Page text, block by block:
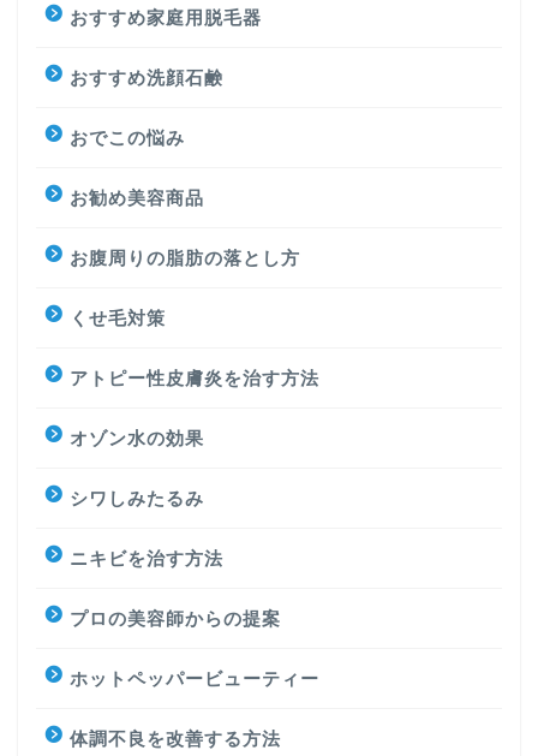
おすすめ家庭用脱毛器
おすすめ洗顔石鹸
おでこの悩み
お勧め美容商品
お腹周りの脂肪の落とし方
くせ毛対策
アトピー性皮膚炎を治す方法
オゾン水の効果
シワしみたるみ
ニキビを治す方法
プロの美容師からの提案
ホットペッパービューティー
体調不良を改善する方法